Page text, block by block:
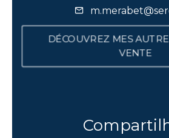
DÉCOUVREZ MES
VENTE